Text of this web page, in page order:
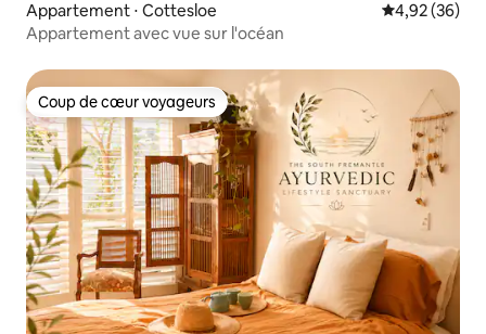
Appartement ⋅ Cottesloe Évaluation
4,92 (36)
Appartement avec vue sur l'océan
Coup de cœur voyageurs
Coup de cœur voyageurs